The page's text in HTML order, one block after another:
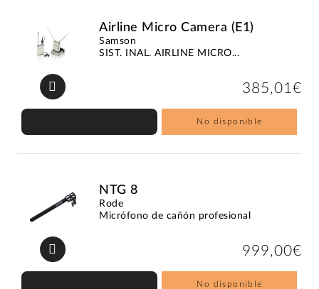
Airline Micro Camera (E1)
Samson
SIST. INAL. AIRLINE MICRO...
385,01€
No disponible
NTG 8
Rode
Micrófono de cañón profesional
999,00€
No disponible